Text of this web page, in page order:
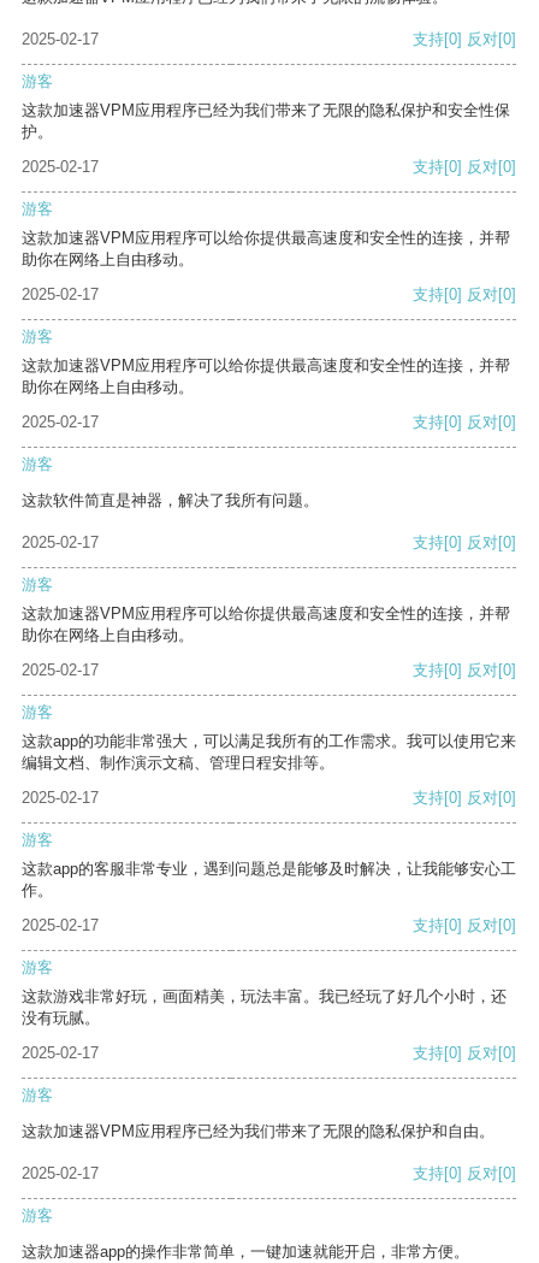
2025-02-17 支持[0] 反对[0]
游客
这款加速器VPM应用程序已经为我们带来了无限的隐私保护和安全性保
护。
2025-02-17
支持[0] 反对[0]
游客
这款加速器VPM应用程序可以给你提供最高速度和安全性的连接，并帮
助你在网络上自由移动。
2025-02-17
支持[0] 反对[0]
游客
这款加速器VPM应用程序可以给你提供最高速度和安全性的连接，并帮
助你在网络上自由移动。
2025-02-17
支持[0] 反对[0]
游客
这款软件简直是神器，解决了我所有问题。
2025-02-17 支持[0] 反对[0]
游客
这款加速器VPM应用程序可以给你提供最高速度和安全性的连接，并帮
助你在网络上自由移动。
2025-02-17
支持[0] 反对[0]
游客
这款app的功能非常强大，可以满足我所有的工作需求。我可以使用它来
编辑文档、制作演示文稿、管理日程安排等。
2025-02-17
支持[0] 反对[0]
游客
这款app的客服非常专业，遇到问题总是能够及时解决，让我能够安心工
作。
2025-02-17
支持[0] 反对[0]
游客
这款游戏非常好玩，画面精美，玩法丰富。我已经玩了好几个小时，还
没有玩腻。
2025-02-17
支持[0] 反对[0]
游客
这款加速器VPM应用程序已经为我们带来了无限的隐私保护和自由。
2025-02-17 支持[0] 反对[0]
游客
这款加速器app的操作非常简单，一键加速就能开启，非常方便。